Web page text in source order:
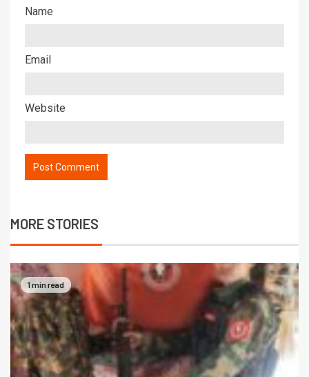
Name
Email
Website
MORE STORIES
1 min read